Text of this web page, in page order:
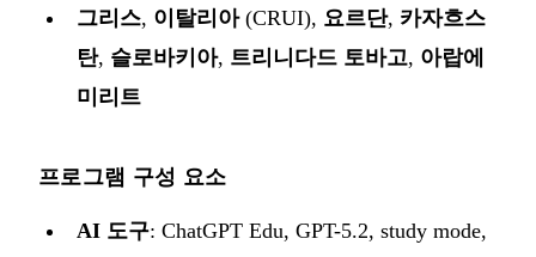
그리스, 이탈리아(CRUI), 요르단, 카자흐스
탄, 슬로바키아, 트리니다드 토바고, 아랍에
미리트
프로그램 구성 요소
AI 도구: ChatGPT Edu, GPT-5.2, study mode,